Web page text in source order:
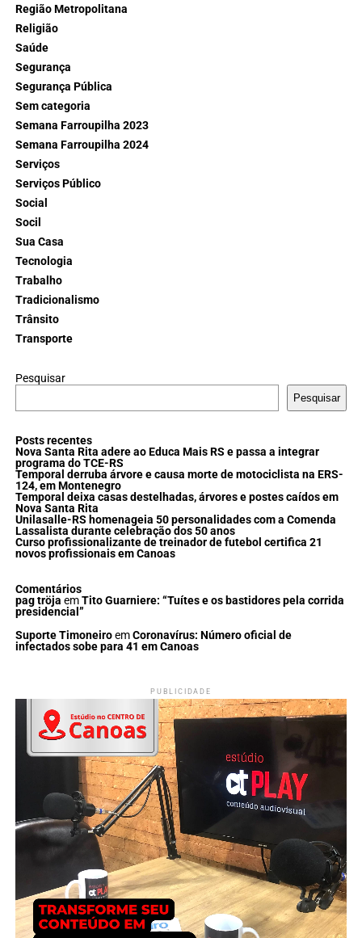
Região Metropolitana
Religião
Saúde
Segurança
Segurança Pública
Sem categoria
Semana Farroupilha 2023
Semana Farroupilha 2024
Serviços
Serviços Público
Social
Socil
Sua Casa
Tecnologia
Trabalho
Tradicionalismo
Trânsito
Transporte
Pesquisar
Pesquisar
Posts recentes
Nova Santa Rita adere ao Educa Mais RS e passa a integrar
programa do TCE-RS
Temporal derruba árvore e causa morte de motociclista na ERS-
124, em Montenegro
Temporal deixa casas destelhadas, árvores e postes caídos em
Nova Santa Rita
Unilasalle-RS homenageia 50 personalidades com a Comenda
Lassalista durante celebração dos 50 anos
Curso profissionalizante de treinador de futebol certifica 21
novos profissionais em Canoas
Comentários
pag tröja emTito Guarniere: “Tuítes e os bastidores pela corrida
presidencial”
Suporte TimoneiroemCoronavírus: Número oficial de
infectados sobe para 41 em Canoas
PUBLICIDADE